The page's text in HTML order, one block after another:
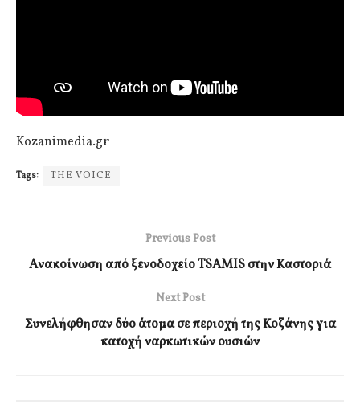
Kozanimedia.gr
Tags: THE VOICE
Previous Post
Aνακοίνωση από ξενοδοχείο TSAMIS στην Καστοριά
Next Post
Συνελήφθησαν δύο άτομα σε περιοχή της Κοζάνης για
κατοχή ναρκωτικών ουσιών